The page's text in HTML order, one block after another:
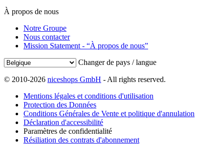
À propos de nous
Notre Groupe
Nous contacter
Mission Statement - “À propos de nous”
Changer de pays / langue
© 2010-2026 niceshops GmbH - All rights reserved.
Mentions légales et conditions d'utilisation
Protection des Données
Conditions Générales de Vente et politique d'annulation
Déclaration d'accessibilité
Paramètres de confidentialité
Résiliation des contrats d'abonnement